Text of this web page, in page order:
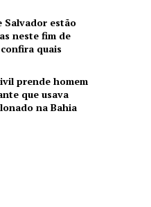
Salvador estão
neste fim de
quais
prende homem
que usava
na Bahia